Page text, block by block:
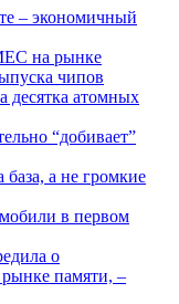
– экономичный
на рынке
чипов
десятка атомных
“добивает”
а не громкие
в первом
о
памяти, –